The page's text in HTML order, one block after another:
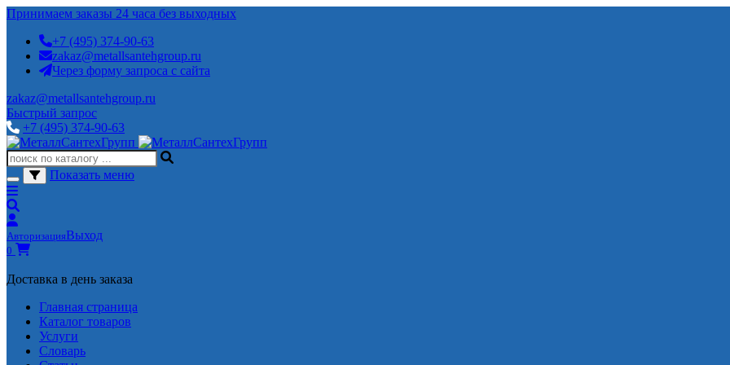
Принимаем заказы 24 часа без выходных
+7 (495) 374-90-63
zakaz@metallsantehgroup.ru
Через форму запроса с сайта
zakaz@metallsantehgroup.ru
Быстрый запрос
+7 (495) 374-90-63
Показать меню
АвторизацияВыход
0
Доставка в день заказа
Главная страница
Каталог товаров
Услуги
Словарь